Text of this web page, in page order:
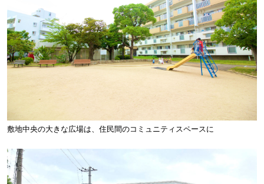
敷地中央の大きな広場は、住民間のコミュニティスペースに